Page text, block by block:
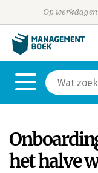
Op
het halve